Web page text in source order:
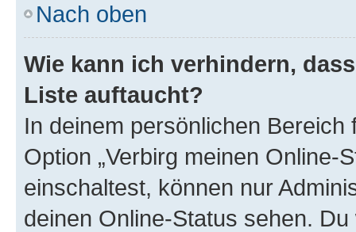
Nach oben
Wie kann ich verhindern,
Liste auftaucht?
In deinem persönlichen
Option „Verbirg meinen Online-
einschaltest, können nur
deinen Online-Status sehen.